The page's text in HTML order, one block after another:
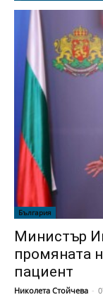
България
Министър
промяната
пациент
Николета Стойчева -